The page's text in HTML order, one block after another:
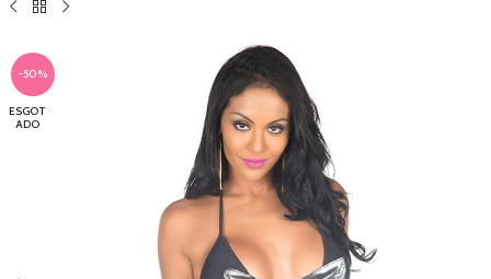
-50%
ESGOT
ADO